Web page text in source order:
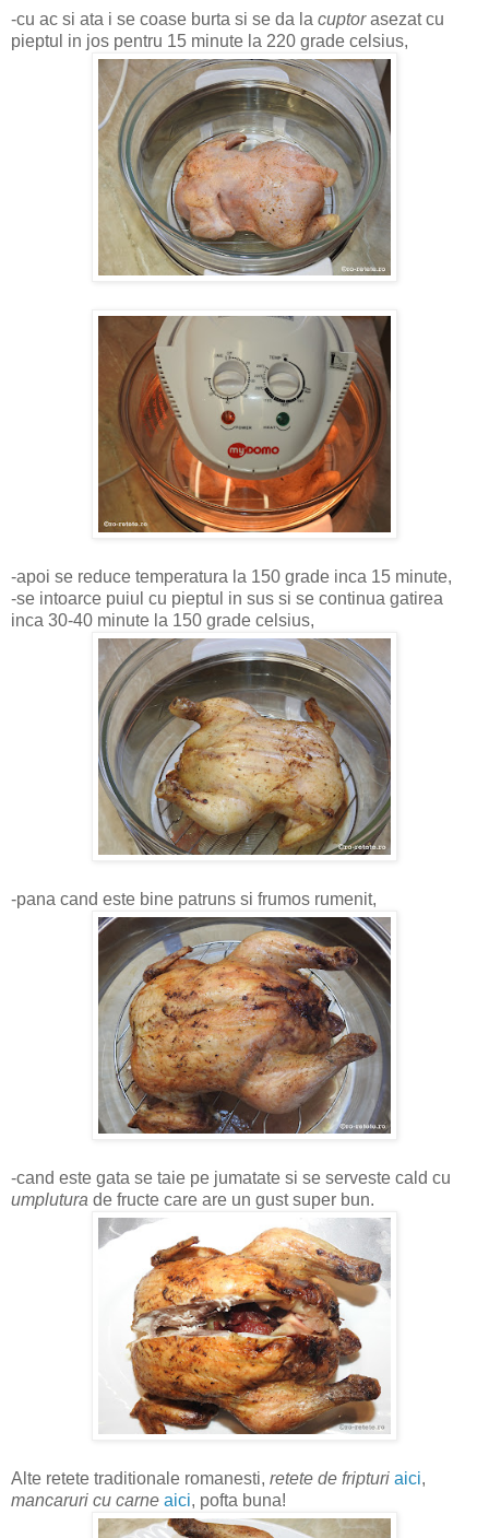
-cu ac si ata i se coase burta si se da la cuptorasezat cu
pieptul in jos pentru 15 minute la 220 grade celsius,
-apoi se reduce temperatura la 150 grade inca 15 minute,
-se intoarce puiul cu pieptul in sus si se continua gatirea
inca 30-40 minute la 150 grade celsius,
-pana cand este bine patruns si frumos rumenit,
-cand este gata se taie pe jumatate si se serveste cald cu
umplutura de fructe care are un gust super bun.
Alte retete traditionale romanesti, retete de fripturi aici,
mancaruri cu carne aici, pofta buna!